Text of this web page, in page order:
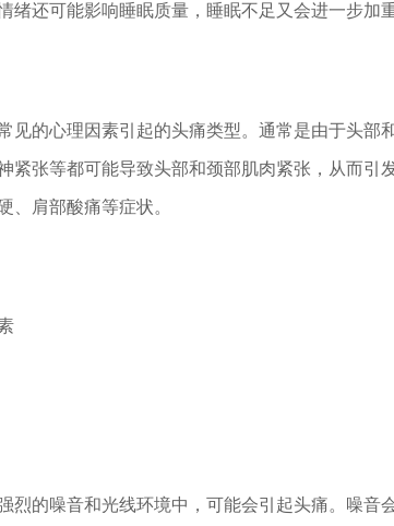
绪还可能影响睡眠质量，睡眠不足又会进一步加
见的心理因素引起的头痛类型。通常是由于头部
紧张等都可能导致头部和颈部肌肉紧张，从而
、肩部酸痛等症状。
烈的噪音和光线环境中，可能会引起头痛。噪音